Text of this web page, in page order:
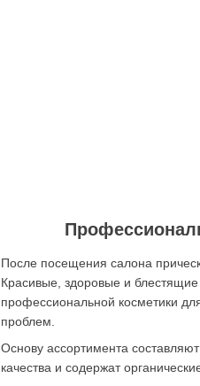
После посещения салона
Красивые, здоровые и
профессиональной косметики
проблем.
Основу ассортимента
качества и содержат